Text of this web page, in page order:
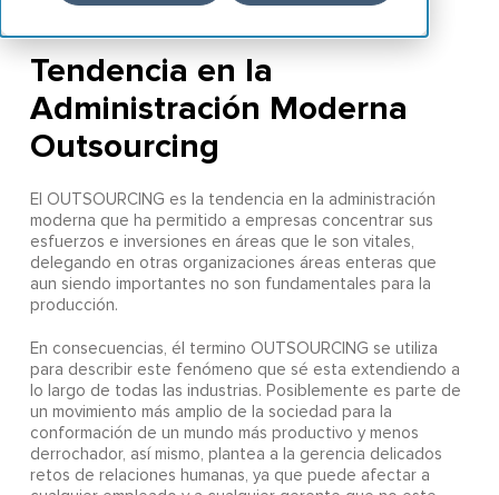
Tendencia en la
Administración Moderna
Outsourcing
El OUTSOURCING es la tendencia en la administración
moderna que ha permitido a empresas concentrar sus
esfuerzos e inversiones en áreas que le son vitales,
delegando en otras organizaciones áreas enteras que
aun siendo importantes no son fundamentales para la
producción.
En consecuencias, él termino OUTSOURCING se utiliza
para describir este fenómeno que sé esta extendiendo a
lo largo de todas las industrias. Posiblemente es parte de
un movimiento más amplio de la sociedad para la
conformación de un mundo más productivo y menos
derrochador, así mismo, plantea a la gerencia delicados
retos de relaciones humanas, ya que puede afectar a